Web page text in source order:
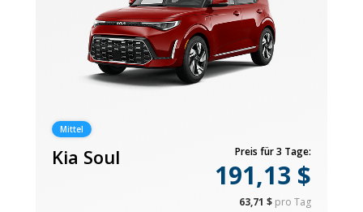
Mittel
Kia Soul Preis für 3 Tage:
191,13 $
63,71 $ pro Tag